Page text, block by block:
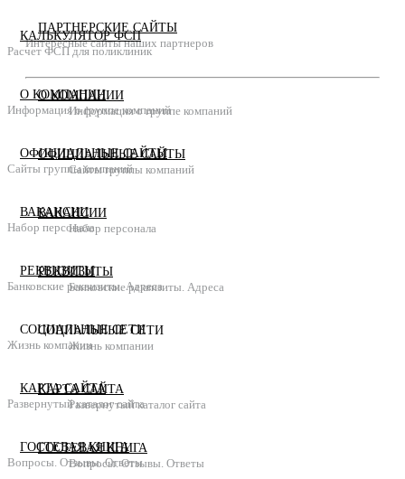
ПАРТНЕРСКИЕ САЙТЫ
Интересные сайты наших партнеров
О КОМПАНИИ
Информация о группе компаний
ОФИЦИАЛЬНЫЕ САЙТЫ
Сайты группы компаний
ВАКАНСИИ
Набор персонала
РЕКВИЗИТЫ
Банковские реквизиты. Адреса
СОЦИАЛЬНЫЕ СЕТИ
Жизнь компании
КАРТА САЙТА
Развернутый каталог сайта
ГОСТЕВАЯ КНИГА
Вопросы. Отзывы. Ответы
КАЛЬКУЛЯТОР ФСП
Расчет ФСП для поликлиник
О КОМПАНИИ
Информация о группе компаний
ОФИЦИАЛЬНЫЕ САЙТЫ
Сайты группы компаний
ВАКАНСИИ
Набор персонала
РЕКВИЗИТЫ
Банковские реквизиты. Адреса
СОЦИАЛЬНЫЕ СЕТИ
Жизнь компании
КАРТА САЙТА
Развернутый каталог сайта
ГОСТЕВАЯ КНИГА
Вопросы. Отзывы. Ответы